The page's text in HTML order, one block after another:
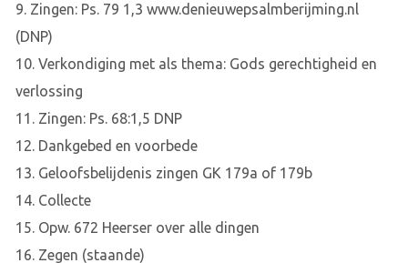
9. Zingen: Ps. 79 1,3 www.denieuwepsalmberijming.nl
(DNP)
10. Verkondiging met als thema: Gods gerechtigheid en
verlossing
11. Zingen: Ps. 68:1,5 DNP
12. Dankgebed en voorbede
13. Geloofsbelijdenis zingen GK 179a of 179b
14. Collecte
15. Opw. 672 Heerser over alle dingen
16. Zegen (staande)